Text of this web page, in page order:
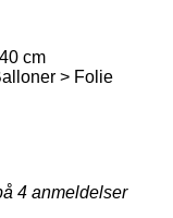
cm
> Folie
4 anmeldelser